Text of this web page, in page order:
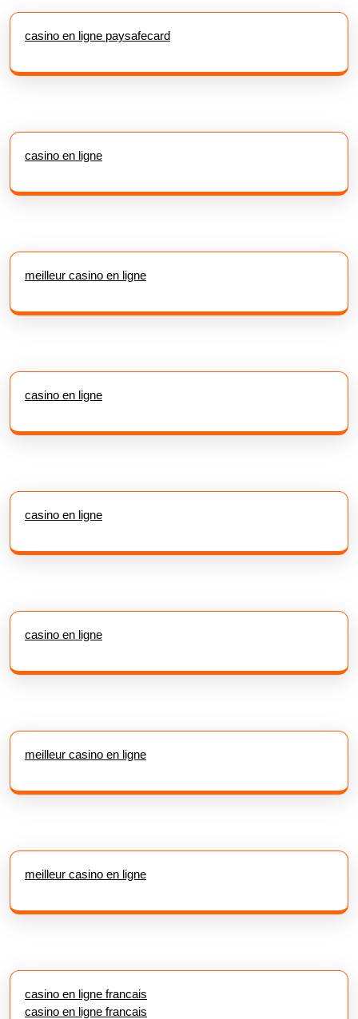
casino en ligne paysafecard
casino en ligne
meilleur casino en ligne
casino en ligne
casino en ligne
casino en ligne
meilleur casino en ligne
meilleur casino en ligne
casino en ligne francais
casino en ligne francais